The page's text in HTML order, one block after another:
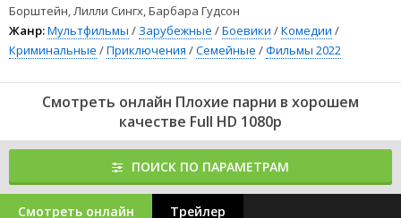
Борштейн, Лилли Сингх, Барбара Гудсон
Жанр:Мультфильмы / Зарубежные /Боевики /Комедии /
Криминальные /Приключения /Семейные /Фильмы 2022
Смотреть онлайн Плохие парни в хорошем
качестве Full HD 1080p
ПОИСК ПО ПАРАМЕТРАМ
Смотреть онлайн Трейлер